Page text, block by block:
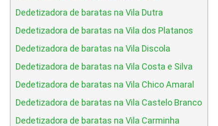
Dedetizadora de baratas na Vila Dutra
Dedetizadora de baratas na Vila dos Platanos
Dedetizadora de baratas na Vila Discola
Dedetizadora de baratas na Vila Costa e Silva
Dedetizadora de baratas na Vila Chico Amaral
Dedetizadora de baratas na Vila Castelo Branco
Dedetizadora de baratas na Vila Carminha